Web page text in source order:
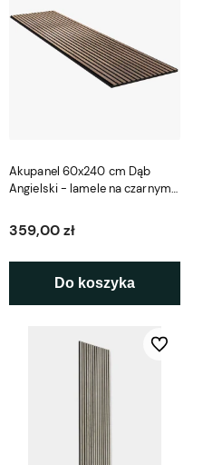
Akupanel 60x240 cm Dąb
Angielski - lamele na czarnym
359,00 zł
Do koszyka
Do